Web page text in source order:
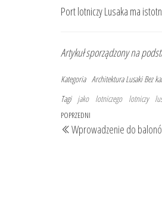
Port lotniczy Lusaka ma
Artykuł sporządzony na
Kategoria Architektura Lusaki Bez
Tagi jako lotniczego lotniczy
Nawigacja
wpisu
Poprzedni
wpis
POPRZEDNI
Wprowadzenie do